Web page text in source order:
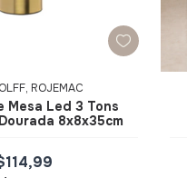
ROJEMAC
Mesa Led 3 Tons
8x8x35cm